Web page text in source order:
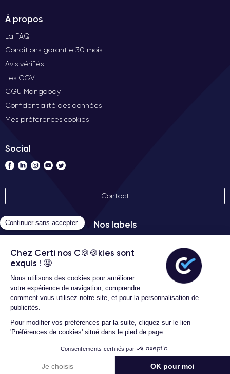
Filters
À propos
La FAQ
Conditions garantie 30 mois
Avis vérifiés
Les CGV
CGU Mangopay
Confidentialité des données
Mes préférences cookies
Social
Contact
Nos labels
réservés